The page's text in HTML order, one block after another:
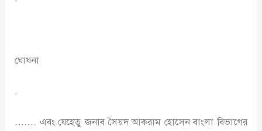
ঘোষনা
.
……. এবং যেহেতু জনাব সৈয়দ আকরাম হোসেন বাংলা বিভাগের